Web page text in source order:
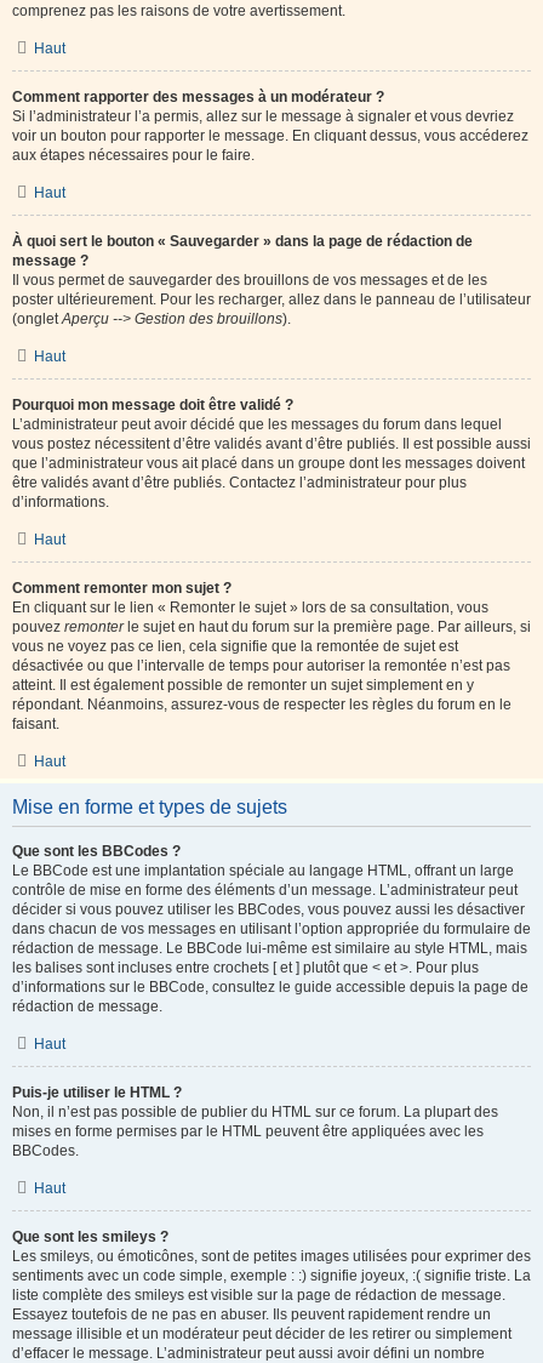
comprenez pas les raisons de votre avertissement.
Haut
Comment rapporter des messages à un modérateur ?
Si l’administrateur l’a permis, allez sur le message à signaler et vous devriez
voir un bouton pour rapporter le message. En cliquant dessus, vous accéderez
aux étapes nécessaires pour le faire.
Haut
À quoi sert le bouton « Sauvegarder » dans la page de rédaction de
message ?
Il vous permet de sauvegarder des brouillons de vos messages et de les
poster ultérieurement. Pour les recharger, allez dans le panneau de l’utilisateur
(ongletAperçu --> Gestion des brouillons).
Haut
Pourquoi mon message doit être validé ?
L’administrateur peut avoir décidé que les messages du forum dans lequel
vous postez nécessitent d’être validés avant d’être publiés. Il est possible aussi
que l’administrateur vous ait placé dans un groupe dont les messages doivent
être validés avant d’être publiés. Contactez l’administrateur pour plus
d’informations.
Haut
Comment remonter mon sujet ?
En cliquant sur le lien « Remonter le sujet » lors de sa consultation, vous
pouvez remonterle sujet en haut du forum sur la première page. Par ailleurs, si
vous ne voyez pas ce lien, cela signifie que la remontée de sujet est
désactivée ou que l’intervalle de temps pour autoriser la remontée n’est pas
atteint. Il est également possible de remonter un sujet simplement en y
répondant. Néanmoins, assurez-vous de respecter les règles du forum en le
faisant.
Haut
Mise en forme et types de sujets
Que sont les BBCodes ?
Le BBCode est une implantation spéciale au langage HTML, offrant un large
contrôle de mise en forme des éléments d’un message. L’administrateur peut
décider si vous pouvez utiliser les BBCodes, vous pouvez aussi les désactiver
dans chacun de vos messages en utilisant l’option appropriée du formulaire de
rédaction de message. Le BBCode lui-même est similaire au style HTML, mais
les balises sont incluses entre crochets [ et ] plutôt que < et >. Pour plus
d’informations sur le BBCode, consultez le guide accessible depuis la page de
rédaction de message.
Haut
Puis-je utiliser le HTML ?
Non, il n’est pas possible de publier du HTML sur ce forum. La plupart des
mises en forme permises par le HTML peuvent être appliquées avec les
BBCodes.
Haut
Que sont les smileys ?
Les smileys, ou émoticônes, sont de petites images utilisées pour exprimer des
sentiments avec un code simple, exemple : :) signifie joyeux, :( signifie triste. La
liste complète des smileys est visible sur la page de rédaction de message.
Essayez toutefois de ne pas en abuser. Ils peuvent rapidement rendre un
message illisible et un modérateur peut décider de les retirer ou simplement
d’effacer le message. L’administrateur peut aussi avoir défini un nombre